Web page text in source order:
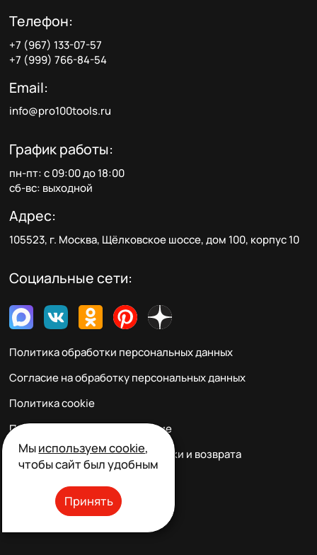
Телефон:
+7 (967) 133-07-57
+7 (999) 766-84-54
Email:
info@pro100tools.ru
График работы:
пн-пт: с 09:00 до 18:00
сб-вс: выходной
Адрес:
105523, г. Москва, Щёлковское шоссе, дом 100, корпус 10
Социальные сети:
Политика обработки персональных данных
Согласие на обработку персональных данных
Политика cookie
Пользовательское соглашение
Правила заказа, оплаты, доставки и возврата
Мыиспользуем cookie,
чтобы сайт был удобным
Принять